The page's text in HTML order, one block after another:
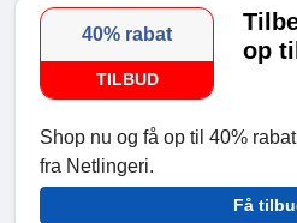
40% rabat
TILBUD
op
Shop nu og få op til 40%
fra Netlingeri.
Få